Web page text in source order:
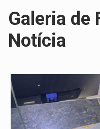
Galeria de
Notícia